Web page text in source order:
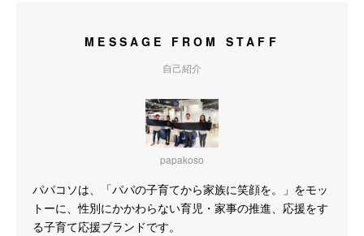
MESSAGE FROM STAFF
自己紹介
papakoso
パパコソは、「パパの子育てから家族に笑顔を。」をモッ
トーに、性別にかかわらない育児・家事の推進、応援をす
る子育て応援ブランドです。